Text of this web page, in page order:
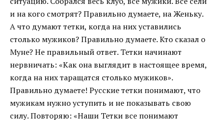
и на кого смотрят? Правильно думаете, на Женьку.
А что думают тетки, когда на них уставились
столько мужиков? Правильно думаете. Кто сказал о
Муне? Не правильный ответ. Тетки начинают
нервничать: «Как она выглядит в настоящее время,
когда на них таращатся столько мужиков».
Правильно думаете! Русские тетки понимают, что
мужикам нужно уступить и не показывать свою
силу. Повторяю: «Наши Тетки все понимают